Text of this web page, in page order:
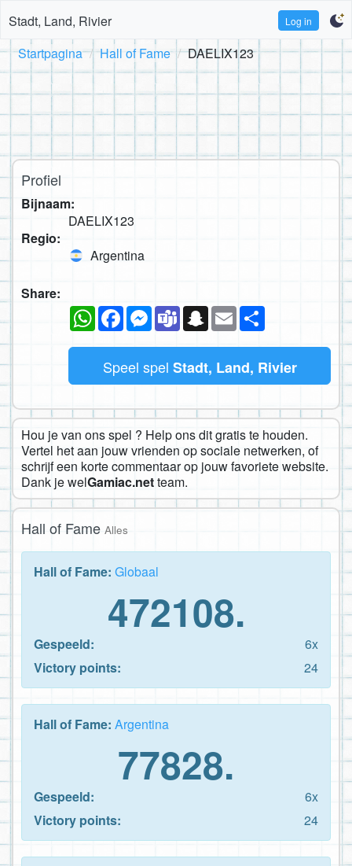
Stadt, Land, Rivier Log in
Startpagina Hall of Fame DAELIX123
Profiel
Bijnaam:
DAELIX123
Regio:
Argentina
Share:
WhatsAppFacebookMessenger
TeamsSnapchat
Email
Speel spel Stadt, Land, Rivier
Hou je van ons spel ? Help ons dit gratis te houden.
Vertel het aan jouw vrienden op sociale netwerken, of
schrijf een korte commentaar op jouw favoriete website.
Dank je welGamiac.netteam.
Hall of Fame Alles
Hall of Fame: Globaal
472108.
Gespeeld:
6x
Victory points:
24
Hall of Fame: Argentina
77828.
Gespeeld:
6x
Victory points:
24